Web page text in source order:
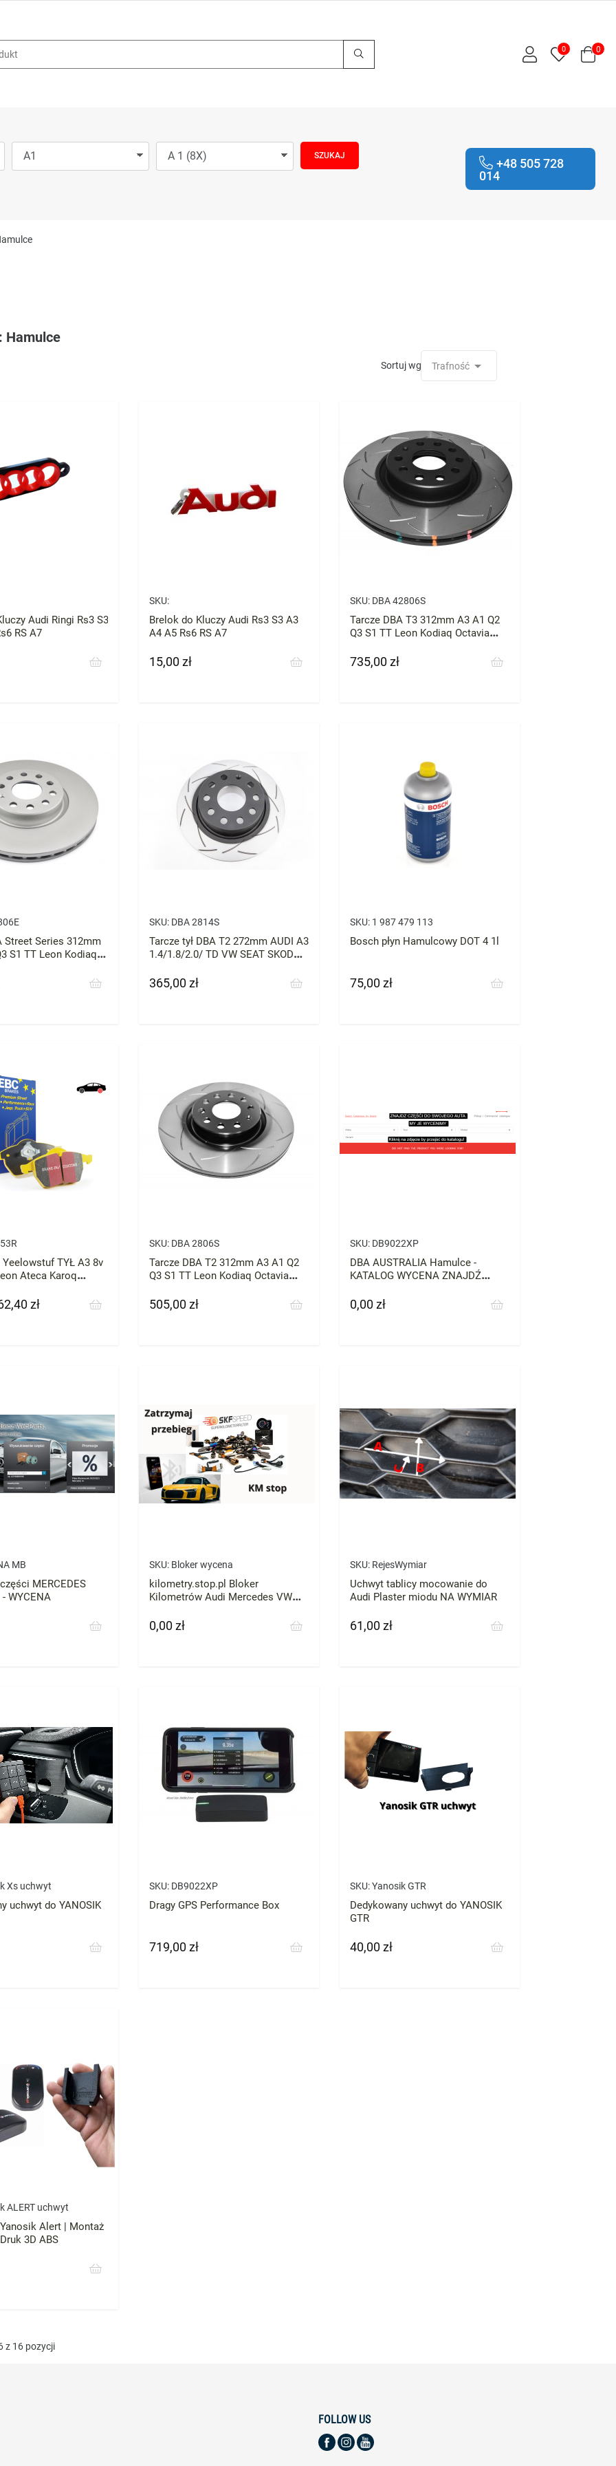
0 0
+48 505 728
014
Hamulce
Sortuj wg: Trafność
Audi Ringi Rs3 S3
RS A7
SKU:
Brelok do Kluczy Audi Rs3 S3 A3
A4 A5 Rs6 RS A7
Cena
15,00 zł
SKU: DBA 42806S
Tarcze DBA T3 312mm A3 A1 Q2
Q3 S1 TT Leon Kodiaq Octavia
Cena
735,00 zł
Series 312mm
S1 TT Leon Kodiaq
SKU: DBA 2814S
Tarcze tył DBA T2 272mm AUDI A3
1.4/1.8/2.0/ TD VW SEAT SKODA
Cena
365,00 zł
SKU: 1 987 479 113
Bosch płyn Hamulcowy DOT 4 1l
Cena
75,00 zł
Yeelowstuf TYŁ A3 8v
Ateca Karoq
zł
SKU: DBA 2806S
Tarcze DBA T2 312mm A3 A1 Q2
Q3 S1 TT Leon Kodiaq Octavia
Cena
505,00 zł
SKU: DB9022XP
DBA AUSTRALIA Hamulce -
KATALOG WYCENA ZNAJDŹ
Cena
0,00 zł
MB
MERCEDES
WYCENA
SKU: Bloker wycena
kilometry.stop.pl Bloker
Kilometrów Audi Mercedes VW
licznik przebieg
Cena
0,00 zł
SKU: RejesWymiar
Uchwyt tablicy mocowanie do
Audi Plaster miodu NA WYMIAR
Cena
61,00 zł
Xs uchwyt
uchwyt do YANOSIK
SKU: DB9022XP
Dragy GPS Performance Box
Cena
719,00 zł
SKU: Yanosik GTR
Dedykowany uchwyt do YANOSIK
GTR
Cena
40,00 zł
ALERT uchwyt
Alert | Montaż
3D ABS
z 16 pozycji
FOLLOW US